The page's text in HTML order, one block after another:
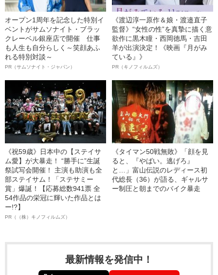
オープン1周年を記念した特別イ
ベントがサムソナイト・ブラッ
クレーベル銀座店で開催 仕事
も人生も自分らしく～笑顔あふ
れる特別対談～
PR（サムソナイト・ジャパン）
《渡辺淳一原作＆娘・渡邉直子
監督》“女性の性”を真摯に描く意
欲作に黒木瞳・西岡德馬・吉田
羊が出演決定！《映画『月がみ
ている』》
PR（キノフィルムズ）
《祝59歳》日本中の【ステイサ
ム愛】が大暴走！ “勝手に”生誕
祭試写会開催！ 主演も助演も全
部ステイサム！「ステサミー
賞」爆誕！【応募総数941票 全
54作品の栄冠に輝いた作品とは
ー!?】
PR（（株）キノフィルムズ）
《タイマン50戦無敗》「顔を見
ると、『やばい。逃げろ』
と…」富山伝説のレディース初
代総長（36）が語る、ギャルサ
ー制圧と朝までのバイク暴走
最新情報を発信中！